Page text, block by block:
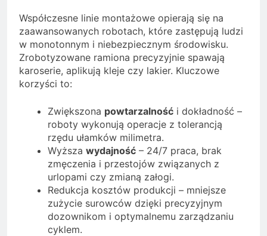
Współczesne linie montażowe opierają się na
zaawansowanych robotach, które zastępują ludzi
w monotonnym i niebezpiecznym środowisku.
Zrobotyzowane ramiona precyzyjnie spawają
karoserie, aplikują kleje czy lakier. Kluczowe
korzyści to:
Zwiększona powtarzalność i dokładność –
roboty wykonują operacje z tolerancją
rzędu ułamków milimetra.
Wyższa wydajność – 24/7 praca, brak
zmęczenia i przestojów związanych z
urlopami czy zmianą załogi.
Redukcja kosztów produkcji – mniejsze
zużycie surowców dzięki precyzyjnym
dozownikom i optymalnemu zarządzaniu
cyklem.